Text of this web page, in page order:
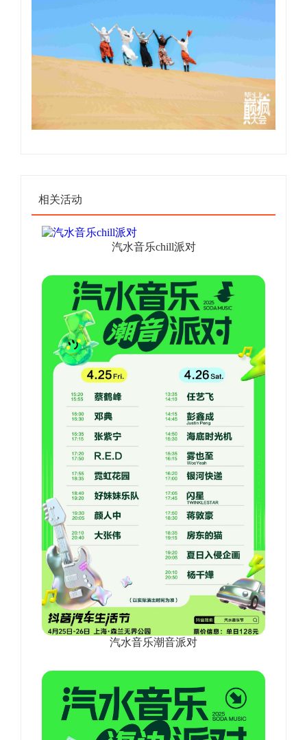
相关活动
汽水音乐chill派对
汽水音乐潮音派对